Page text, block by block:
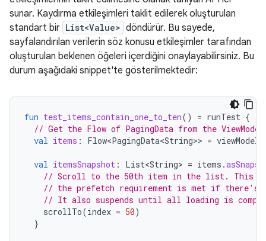
sunar. Kaydırma etkileşimleri taklit edilerek oluşturulan
standart bir List<Value> döndürür. Bu sayede,
sayfalandırılan verilerin söz konusu etkileşimler tarafından
oluşturulan beklenen öğeleri içerdiğini onaylayabilirsiniz. Bu
durum aşağıdaki snippet'te gösterilmektedir:
fun test_items_contain_one_to_ten() = runTest {
// Get the Flow of PagingData from the
val items : Flow<PagingData<String>> = viewModel
val itemsSnapshot : List<String> = items .
// Scroll to the 50th item in the list. This
// the prefetch requirement is met if there's
// It also suspends until all loading is
scrollTo(index = 50)
}